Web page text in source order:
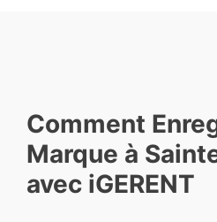
Comment
Marque à
avec iGERENT